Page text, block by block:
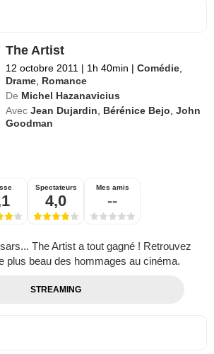
The Artist
12 octobre 2011 | 1h 40min | Comédie,
Drame, Romance
De Michel Hazanavicius
Avec Jean Dujardin, Bérénice Bejo,John
Goodman
Spectateurs
4,0
Mes amis
--
The Artist a tout gagné ! Retrouvez
plus beau des hommages au cinéma.
STREAMING